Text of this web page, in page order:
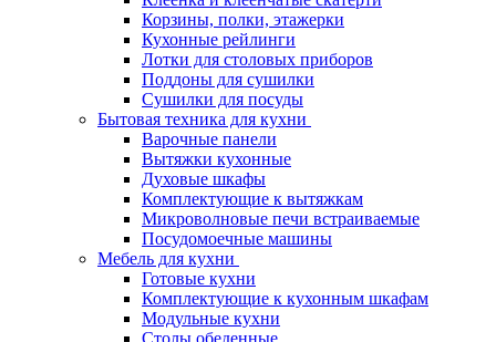
Корзины, полки, этажерки
Кухонные рейлинги
Лотки для столовых приборов
Поддоны для сушилки
Сушилки для посуды
Бытовая техника для кухни
Варочные панели
Вытяжки кухонные
Духовые шкафы
Комплектующие к вытяжкам
Микроволновые печи встраиваемые
Посудомоечные машины
Мебель для кухни
Готовые кухни
Комплектующие к кухонным шкафам
Модульные кухни
Столы обеденные